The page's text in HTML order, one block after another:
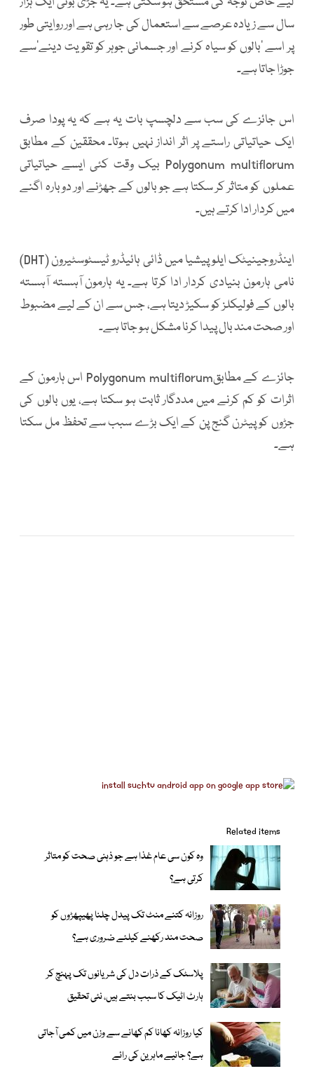
سال سے زیادہ عرصے سے استعمال کی جا رہی ہے اور روایتی طور
پر اسے ’بالوں کو سیاہ کرنے اور جسمانی جوہر کو تقویت دینے‘سے
جوڑا جاتا ہے۔
اس جائزے کی سب سے دلچسپ بات یہ ہے کہ یہ پودا صرف
ایک حیاتیاتی راستے پر اثر انداز نہیں ہوتا۔ محققین کے مطابق
Polygonum multiflorum بیک وقت کئی ایسے حیاتیاتی
عملوں کو متاثر کر سکتا ہے جو بالوں کے جھڑنے اور دوبارہ اگنے
میں کردار ادا کرتے ہیں۔
اینڈروجینیٹک ایلوپیشیا میں ڈائی ہائیڈرو ٹیسٹوسٹیرون (DHT)
نامی ہارمون بنیادی کردار ادا کرتا ہے۔ یہ ہارمون آہستہ آہستہ
بالوں کے فولیکلز کو سکیڑ دیتا ہے، جس سے ان کے لیے مضبوط
اور صحت مند بال پیدا کرنا مشکل ہو جاتا ہے۔
جائزے کے مطابقPolygonum multiflorum اس ہارمون کے
اثرات کو کم کرنے میں مددگار ثابت ہو سکتا ہے، یوں بالوں کی
جڑوں کو پیٹرن گنج پن کے ایک بڑے سبب سے تحفظ مل سکتا
ہے۔
Related items
وہ کون سی عام غذا ہے جو ذہنی صحت کو متاثر
کرتی ہے؟
روزانہ کتنے منٹ تک پیدل چلنا پھیپھڑوں کو
صحت مند رکھنے کیلئے ضروری ہے؟
پلاسٹک کے ذرات دل کی شریانوں تک پہنچ کر
ہارٹ اٹیک کا سبب بنتے ہیں، نئی تحقیق
کیا روزانہ کھانا کم کھانے سے وزن میں کمی آجاتی
ہے؟ جانیے ماہرین کی رائے